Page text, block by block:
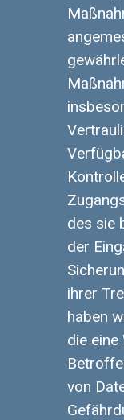
des sie
der
ihrer
haben
die eine
von